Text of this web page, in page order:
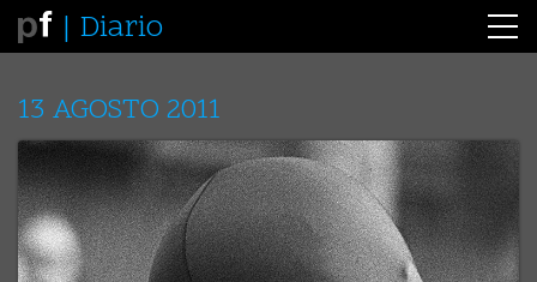
Diario
13 AGOSTO 2011